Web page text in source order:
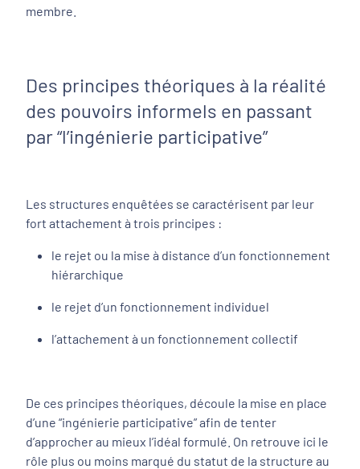
membre.
Des principes théoriques à la réalité
des pouvoirs informels en passant
par “l’ingénierie participative”
Les structures enquêtées se caractérisent par leur
fort attachement à trois principes :
le rejet ou la mise à distance d’un fonctionnement
hiérarchique
le rejet d’un fonctionnement individuel
l’attachement à un fonctionnement collectif
De ces principes théoriques, découle la mise en place
d’une “ingénierie participative” afin de tenter
d’approcher au mieux l’idéal formulé. On retrouve ici le
rôle plus ou moins marqué du statut de la structure au